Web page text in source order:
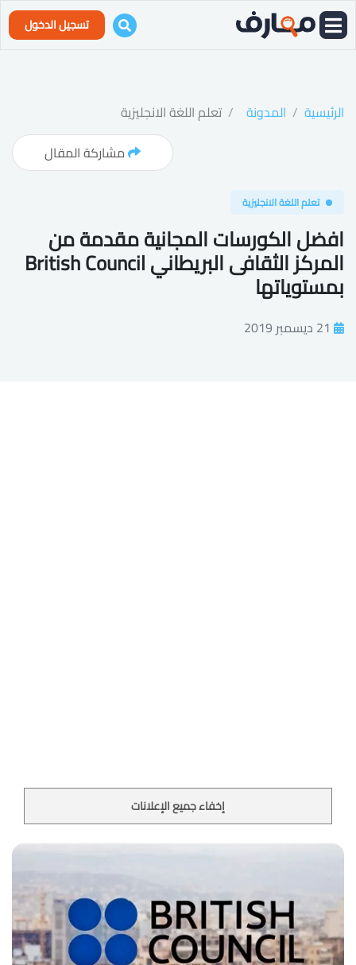
تسجيل الدخول
الرئيسية المدونة
تعلم اللغة الانجليزية
مشاركة المقال
تعلم اللغة الانجليزية
افضل الكورسات المجانية مقدمة من
المركز الثقافى البريطاني British Council
بمستوياتها
21 ديسمبر 2019
إخفاء جميع الإعلانات